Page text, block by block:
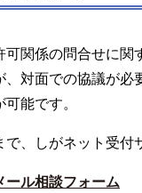
関係の問合せに
対面での協議が
能です。
で、しがネット受
ール相談フォーム